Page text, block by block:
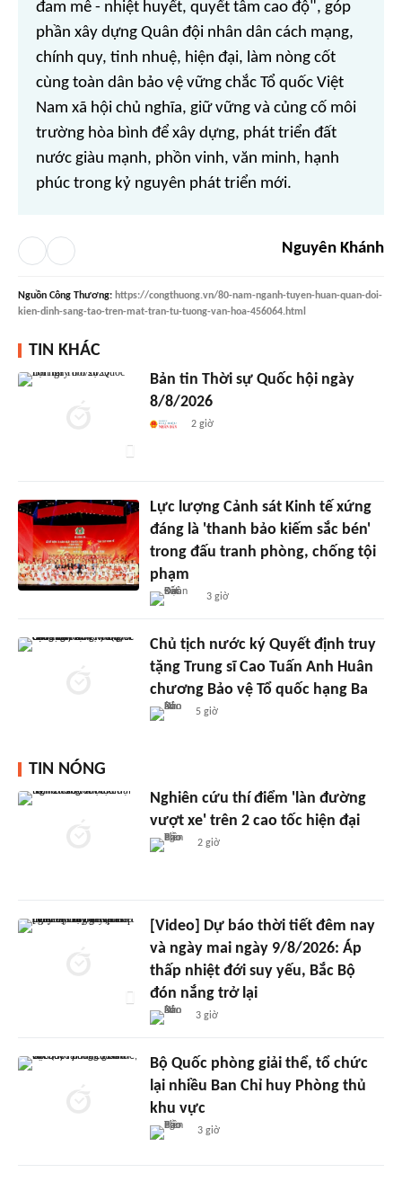
đam mê - nhiệt huyết, quyết tâm cao độ", góp
phần xây dựng Quân đội nhân dân cách mạng,
chính quy, tinh nhuệ, hiện đại, làm nòng cốt
cùng toàn dân bảo vệ vững chắc Tổ quốc Việt
Nam xã hội chủ nghĩa, giữ vững và củng cố môi
trường hòa bình để xây dựng, phát triển đất
nước giàu mạnh, phồn vinh, văn minh, hạnh
phúc trong kỷ nguyên phát triển mới.
Nguyên Khánh
Nguồn Công Thương: https://congthuong.vn/80-nam-nganh-tuyen-huan-quan-doi-
kien-dinh-sang-tao-tren-mat-tran-tu-tuong-van-hoa-456064.html
TIN KHÁC
Bản tin Thời sự Quốc hội ngày
8/8/2026
2 giờ
Lực lượng Cảnh sát Kinh tế xứng
đáng là 'thanh bảo kiếm sắc bén'
trong đấu tranh phòng, chống tội
phạm
3 giờ
Chủ tịch nước ký Quyết định truy
tặng Trung sĩ Cao Tuấn Anh Huân
chương Bảo vệ Tổ quốc hạng Ba
5 giờ
TIN NÓNG
Nghiên cứu thí điểm 'làn đường
vượt xe' trên 2 cao tốc hiện đại
2 giờ
[Video] Dự báo thời tiết đêm nay
và ngày mai ngày 9/8/2026: Áp
thấp nhiệt đới suy yếu, Bắc Bộ
đón nắng trở lại
3 giờ
Bộ Quốc phòng giải thể, tổ chức
lại nhiều Ban Chỉ huy Phòng thủ
khu vực
3 giờ